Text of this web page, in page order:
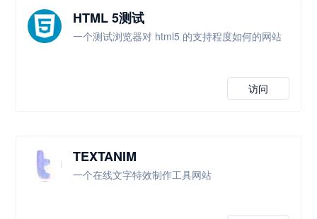
HTML 5测试
一个测试浏览器对 html5 的支持程度如何的网站
访问
TEXTANIM
一个在线文字特效制作工具网站